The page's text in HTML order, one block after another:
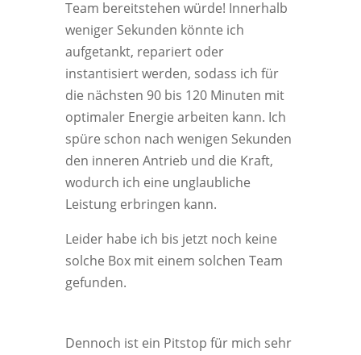
Team bereitstehen würde! Innerhalb
weniger Sekunden könnte ich
aufgetankt, repariert oder
instantisiert werden, sodass ich für
die nächsten 90 bis 120 Minuten mit
optimaler Energie arbeiten kann. Ich
spüre schon nach wenigen Sekunden
den inneren Antrieb und die Kraft,
wodurch ich eine unglaubliche
Leistung erbringen kann.
Leider habe ich bis jetzt noch keine
solche Box mit einem solchen Team
gefunden.
Dennoch ist ein Pitstop für mich sehr